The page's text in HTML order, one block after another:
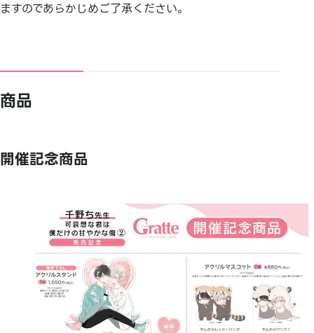
ますのであらかじめご了承ください。
商品
開催記念商品